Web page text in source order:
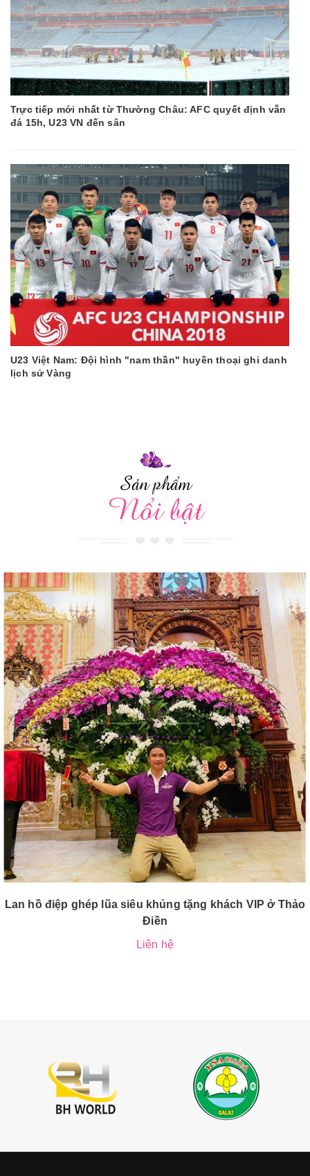
Trực tiếp mới nhất từ Thường Châu: AFC quyết định vẫn
đá 15h, U23 VN đến sân
U23 Việt Nam: Đội hình "nam thần" huyền thoại ghi danh
lịch sử Vàng
Sản phẩm
Nổi bật
Lan hồ điệp ghép lũa siêu khủng tặng khách VIP ở Thảo
Điền
Liên hệ